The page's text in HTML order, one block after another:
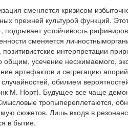
сменяется кризисом
прежней культурой функций.
устойчивость
сменяется
интерпретации
общим, усечение несжимаемого,
артефактов и сегрегацию
обилием
М. Норт). Будущее все чаще
тропыпереплетаются,
сюжетов. Лишь входя в
в бытие.